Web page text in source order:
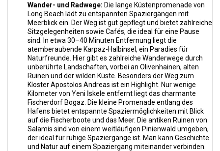
Wander- und Radwege: Die lange Küstenpromenade von
Long Beach lädt zu entspannten Spaziergängen mit
Meerblick ein. Der Weg ist gut gepflegt und bietet zahlreiche
Sitzgelegenheiten sowie Cafés, die ideal für eine Pause
sind. In etwa 30–40 Minuten Entfernung liegt die
atemberaubende Karpaz-Halbinsel, ein Paradies für
Naturfreunde. Hier gibt es zahlreiche Wanderwege durch
unberührte Landschaften, vorbei an Olivenhainen, alten
Ruinen und der wilden Küste. Besonders der Weg zum
Kloster Apostolos Andreas ist ein Highlight. Nur wenige
Kilometer von Yeni İskele entfernt liegt das charmante
Fischerdorf Bogaz. Die kleine Promenade entlang des
Hafens bietet entspannte Spaziermöglichkeiten mit Blick
auf die Fischerboote und das Meer. Die antiken Ruinen von
Salamis sind von einem weitläufigen Pinienwald umgeben,
der ideal für ruhige Spaziergänge ist. Man kann Geschichte
und Natur auf einem Spaziergang miteinander verbinden.